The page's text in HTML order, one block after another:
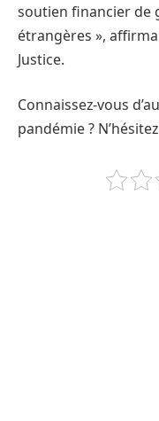
soutien financier de
étrangères »,
Justice.
Connaissez-vous
pandémie ?